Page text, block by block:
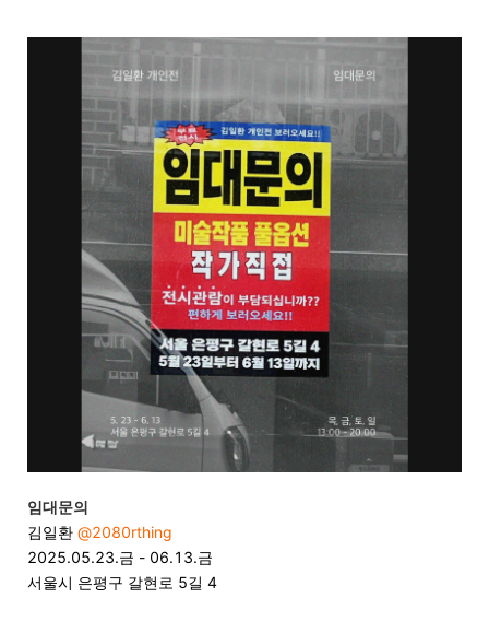
임대문의
김일환 @2080rthing
2025.05.23.금 - 06.13.금
서울시 은평구 갈현로 5길 4